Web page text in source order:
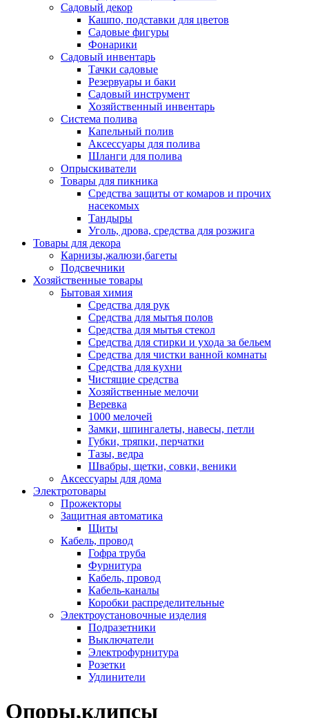
Садовый декор
Кашпо, подставки для цветов
Садовые фигуры
Фонарики
Садовый инвентарь
Тачки садовые
Резервуары и баки
Садовый инструмент
Хозяйственный инвентарь
Система полива
Капельный полив
Аксессуары для полива
Шланги для полива
Опрыскиватели
Товары для пикника
Средства защиты от комаров и прочих
насекомых
Тандыры
Уголь, дрова, средства для розжига
Товары для декора
Карнизы,жалюзи,багеты
Подсвечники
Хозяйственные товары
Бытовая химия
Средства для рук
Средства для мытья полов
Средства для мытья стекол
Средства для стирки и ухода за бельем
Средства для чистки ванной комнаты
Средства для кухни
Чистящие средства
Хозяйственные мелочи
Веревка
1000 мелочей
Замки, шпингалеты, навесы, петли
Губки, тряпки, перчатки
Тазы, ведра
Швабры, щетки, совки, веники
Аксессуары для дома
Электротовары
Прожекторы
Защитная автоматика
Щиты
Кабель, провод
Гофра труба
Фурнитура
Кабель, провод
Кабель-каналы
Коробки распределительные
Электроустановочные изделия
Подразетники
Выключатели
Электрофурнитура
Розетки
Удлинители
Опоры,клипсы